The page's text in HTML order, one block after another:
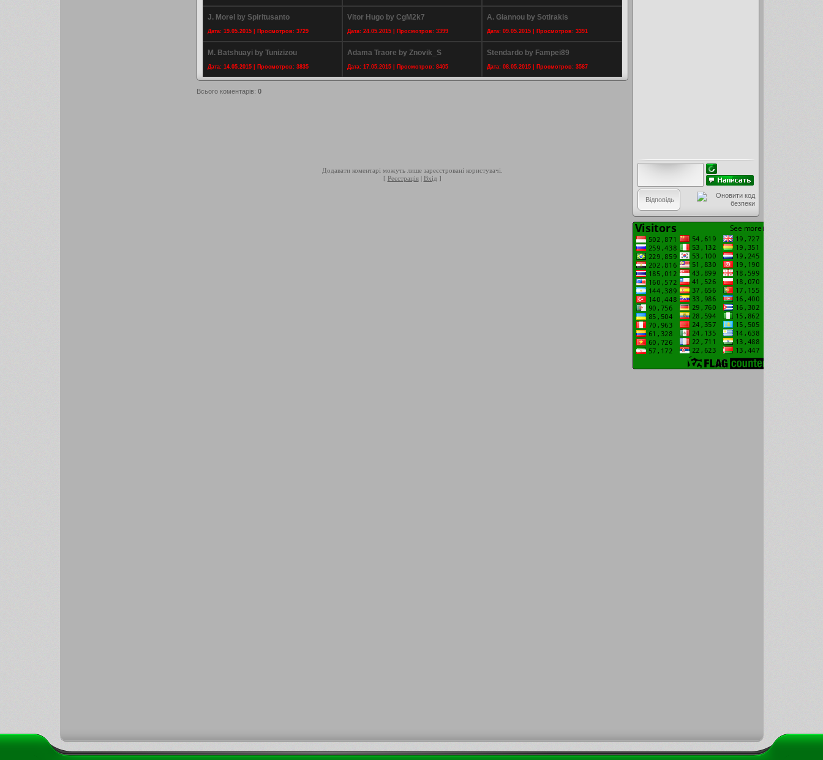
J. Morel by Spiritusanto
Дата: 19.05.2015 | Просмотров: 3729
Vitor Hugo by CgM2k7
Дата: 24.05.2015 | Просмотров: 3399
A. Giannou by Sotirakis
Дата: 09.05.2015 | Просмотров: 3391
M. Batshuayi by Tunizizou
Дата: 14.05.2015 | Просмотров: 3835
Adama Traore by Znovik_S
Дата: 17.05.2015 | Просмотров: 8405
Stendardo by Fampei89
Дата: 08.05.2015 | Просмотров: 3587
Всього коментарів: 0
Додавати коментарі можуть лише зареєстровані користувачі.
[ Реєстрація| Вхід ]